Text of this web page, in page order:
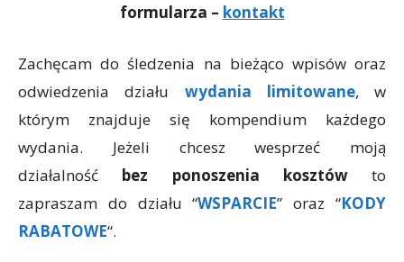
formularza – kontakt
Zachęcam do śledzenia na bieżąco wpisów oraz
odwiedzenia działu wydania limitowane, w
którym znajduje się kompendium każdego
wydania. Jeżeli chcesz wesprzeć moją
działalność bez ponoszenia kosztówto
zapraszam do działu “WSPARCIE” oraz “KODY
RABATOWE“.